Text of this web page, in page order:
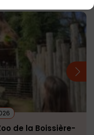
de la Boissière-